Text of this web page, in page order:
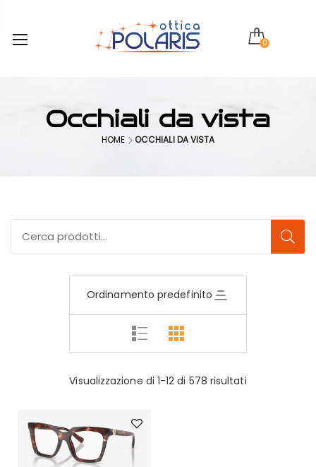
0
Occhiali da vista
HOME OCCHIALI DA VISTA
Ordinamento predefinito
Visualizzazione di 1-12 di 578 risultati